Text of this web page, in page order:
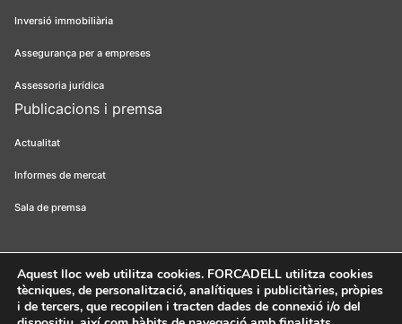
Inversió immobiliària
Assegurança per a empreses
Assessoria jurídica
Publicacions i premsa
Actualitat
Informes de mercat
Sala de premsa
Forcadell 2026 Avís legal Política de privacitat
Política de cookies
Aquest lloc web utilitza cookies. FORCADELL utilitza cookies
tècniques, de personalització, analítiques i publicitàries, pròpies
i de tercers, que recopilen i tracten dades de connexió i/o del